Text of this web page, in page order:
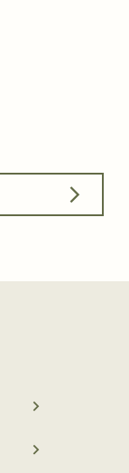
arrow_forward_ios
navigate_next
navigate_next